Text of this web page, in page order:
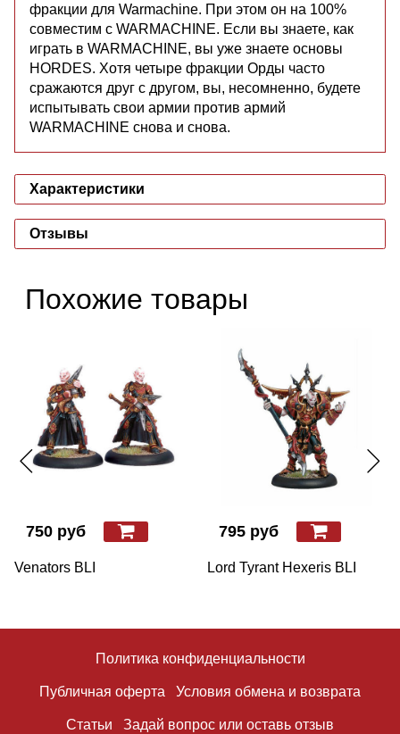
фракции для Warmachine. При этом он на 100%
совместим с WARMACHINE. Если вы знаете, как
играть в WARMACHINE, вы уже знаете основы
HORDES. Хотя четыре фракции Орды часто
сражаются друг с другом, вы, несомненно, будете
испытывать свои армии против армий
WARMACHINE снова и снова.
Характеристики
Отзывы
Похожие товары
750 руб
Venators BLI
795 руб
Lord Tyrant Hexeris BLI
Политика конфиденциальности
Публичная оферта Условия обмена и возврата
Статьи Задай вопрос или оставь отзыв